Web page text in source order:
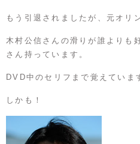
もう引退されましたが、元オリ
木村公信さんの滑りが誰よりも
さん持っています。
DVD中のセリフまで覚えていま
しかも！